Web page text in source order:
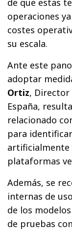
operaciones
costes
su escala.
Ante este
adoptar
Ortiz, Director
España,
relacionado
para
artificialmente
plataformas
Además, se
internas de
de los
de pruebas